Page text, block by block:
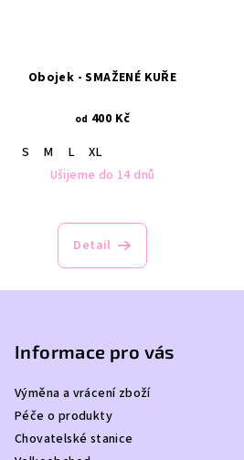
Obojek - SMAŽENÉ KUŘE
od 400 Kč
S
M L
XL
Ušijeme do 14 dnů
Detail
Informace pro vás
Výměna a vrácení zboží
Péče o produkty
Chovatelské stanice